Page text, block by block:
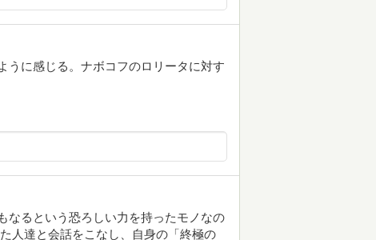
うに感じる。ナボコフのロリータに対す
なるという恐ろしい力を持ったモノなの
人達と会話をこなし、自身の「終極の